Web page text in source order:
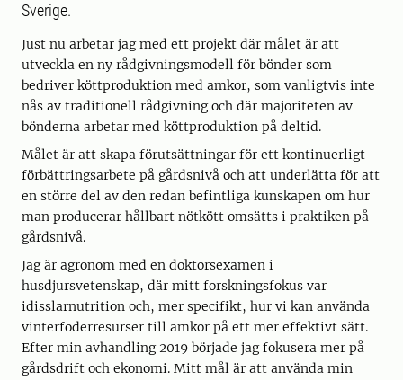
Sverige.
Just nu arbetar jag med ett projekt där målet är att
utveckla en ny rådgivningsmodell för bönder som
bedriver köttproduktion med amkor, som vanligtvis inte
nås av traditionell rådgivning och där majoriteten av
bönderna arbetar med köttproduktion på deltid.
Målet är att skapa förutsättningar för ett kontinuerligt
förbättringsarbete på gårdsnivå och att underlätta för att
en större del av den redan befintliga kunskapen om hur
man producerar hållbart nötkött omsätts i praktiken på
gårdsnivå.
Jag är agronom med en doktorsexamen i
husdjursvetenskap, där mitt forskningsfokus var
idisslarnutrition och, mer specifikt, hur vi kan använda
vinterfoderresurser till amkor på ett mer effektivt sätt.
Efter min avhandling 2019 började jag fokusera mer på
gårdsdrift och ekonomi. Mitt mål är att använda min